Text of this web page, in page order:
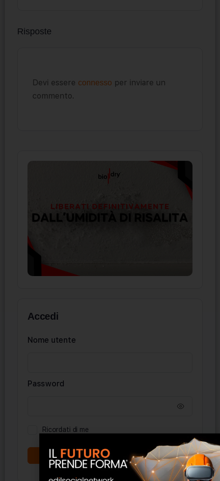
Risposte
Devi essere connesso per inviare un
commento.
Accedi
Nome utente
Password
Ricordati di me